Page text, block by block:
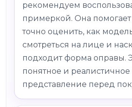
рекомендуем
примеркой. Она помогает
точно оценить, как
смотреться на лице и
подходит форма оправы.
понятное и реалистичное
представление перед